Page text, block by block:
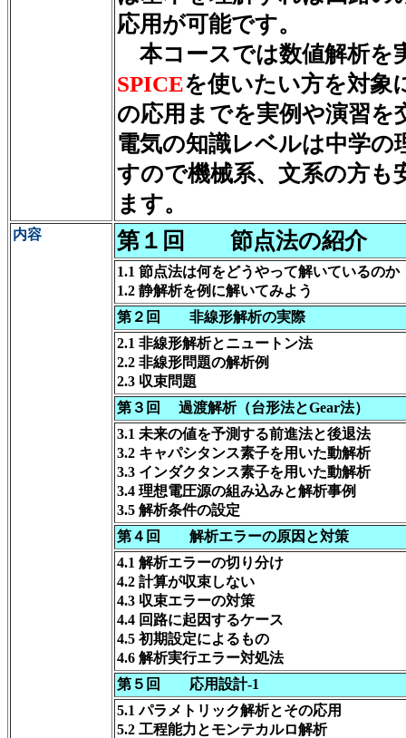
応用が可能です。
本コースでは数値解析を
SPICEを使いたい方を対象
の応用までを実例や演習を
電気の知識レベルは中学
すので機械系、文系の方も
ます。
内容 第１回 節点法の紹介
1.1 節点法は何をどうやって解いているのか
1.2 静解析を例に解いてみよう
第２回 非線形解析の実際
2.1 非線形解析とニュートン法
2.2 非線形問題の解析例
2.3 収束問題
第３回 過渡解析（台形法とGear法）
3.1 未来の値を予測する前進法と後退法
3.2 キャパシタンス素子を用いた動解析
3.3 インダクタンス素子を用いた動解析
3.4 理想電圧源の組み込みと解析事例
3.5 解析条件の設定
第４回 解析エラーの原因と対策
4.1 解析エラーの切り分け
4.2 計算が収束しない
4.3 収束エラーの対策
4.4 回路に起因するケース
4.5 初期設定によるもの
4.6 解析実行エラー対処法
第５回 応用設計-1
5.1 パラメトリック解析とその応用
5.2 工程能力とモンテカルロ解析